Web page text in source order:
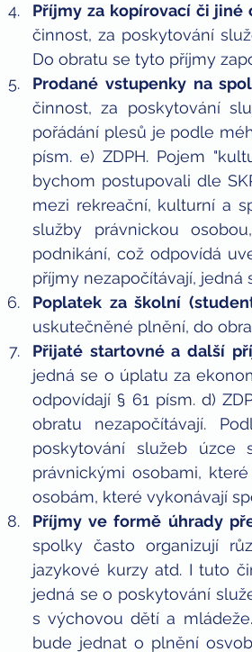
Příjmy za kopírovací či jiné
činnost, za poskytování
Do obratu se tyto příjmy
Prodané vstupenky na
činnost, za poskytování
pořádání plesů je podle
písm. e) ZDPH. Pojem
bychom postupovali dle
mezi rekreační, kulturní a
služby právnickou
podnikání, což odpovídá
příjmy nezapočítávají, jedná
Poplatek za školní
uskutečněné plnění, do
Přijaté startovné a další
jedná se o úplatu za
odpovídají § 61 písm. d)
obratu nezapočítávají.
poskytování služeb úzce
právnickými osobami,
osobám, které vykonávají
Příjmy ve formě úhrady
spolky často organizují
jazykové kurzy atd. I tuto
jedná se o poskytování
s výchovou dětí a
bude jednat o plnění